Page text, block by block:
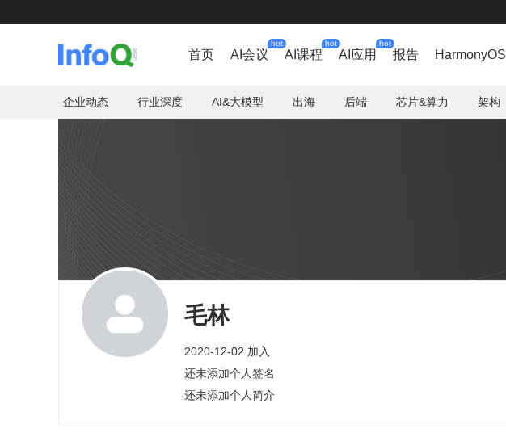
首页 AI会议
hot
AI课程
hot
AI应用
hot
报告 HarmonyOS
企业动态 行业深度 AI&大模型 出海 后端 芯片&算力 架构
毛林
2020-12-02 加入
还未添加个人签名
还未添加个人简介